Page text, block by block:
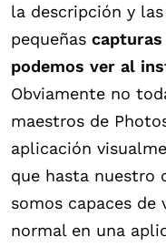
la descripción y
pequeñas capturas
podemos ver al
Obviamente no
maestros de
aplicación
que hasta nuestro
somos capaces de
normal en una